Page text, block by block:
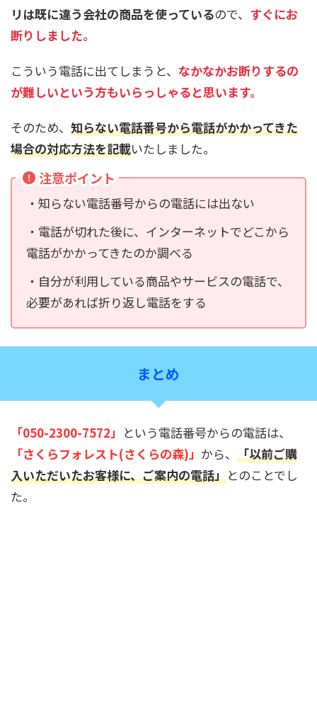
リは既に違う会社の商品を使っているので、 すぐにお
断りしました。
こういう電話に出てしまうと、 なかなかお断りするの
が難しいという方もいらっしゃると思います。
そのため、 知らない電話番号から電話がかかってきた
場合の対応方法を記載いたしました。
注意ポイント
・知らない電話番号からの電話には出ない
・電話が切れた後に、インターネットでどこから
電話がかかってきたのか調べる
・自分が利用している商品やサービスの電話で、
必要があれば折り返し電話をする
まとめ
「050-2300-7572 」 という電話番号からの電話は、
「さくらフォレスト(さくらの森)」 から、 「以前ご購
入いただいたお客様に、ご案内の電話」とのことでし
た。